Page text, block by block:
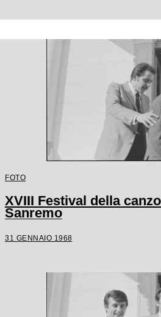
FOTO
XVIII Festival della
Sanremo
31 GENNAIO 1968